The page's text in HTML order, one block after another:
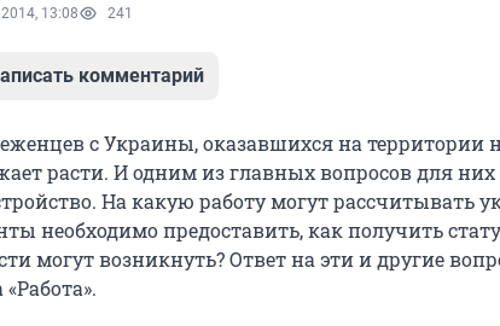
13:08 241
комментарий
с Украины, оказавшихся на территории
расти. И одним из главных вопросов для них
На какую работу могут рассчитывать
необходимо предоставить, как получить
могут возникнуть? Ответ на эти и другие